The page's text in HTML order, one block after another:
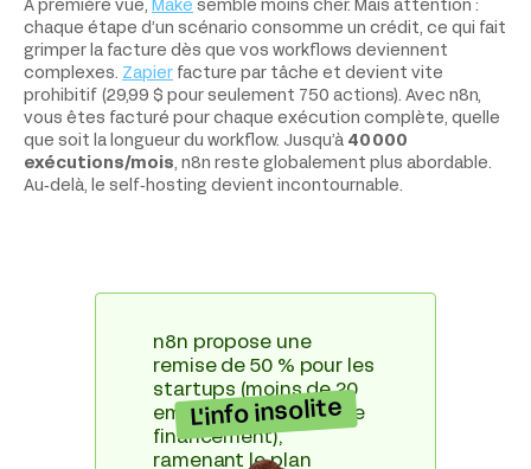
À première vue, Make semble moins cher. Mais attention :
chaque étape d’un scénario consomme un crédit, ce qui fait
grimper la facture dès que vos workflows deviennent
complexes. Zapier facture par tâche et devient vite
prohibitif (29,99 $ pour seulement 750 actions). Avec n8n,
vous êtes facturé pour chaque exécution complète, quelle
que soit la longueur du workflow. Jusqu’à 40 000
exécutions/mois, n8n reste globalement plus abordable.
Au‑delà, le self‑hosting devient incontournable.
n8n propose une
remise de 50 % pour les
startups (moins de 20
employés et < 5 M€ de
financement),
ramenant le plan
L'info insolite